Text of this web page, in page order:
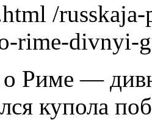
/
rime-divnyi-
Риме —
купола